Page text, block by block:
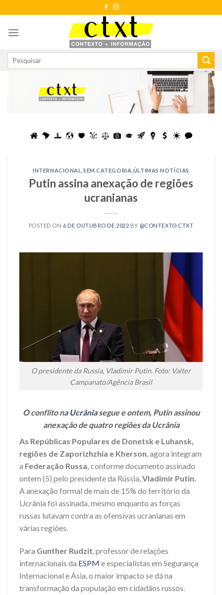
to
content
INTERNACIONAL ,SEM CATEGORIA ÚLTIMAS NOTÍCIAS
Putin assina anexação de regiões
ucranianas
POSTED ON 6 DE OUTUBRO DE 2022 BY @CONTEXTO.CTXT
O presidente da Russia, Vladimir Putin. Foto: Valter
Campanato/Agência Brasil
O conflito na Ucrâniasegue e ontem, Putin assinou
anexação de quatro regiões da Ucrânia
As Repúblicas Populares de Donetsk e Luhansk,
regiões de Zaporizhzhia e Kherson, agora integram
a Federação Russa, conforme documento assinado
ontem (5) pelo presidente da Rússia,Vladimir Putin.
A anexação formal de mais de 15% do território da
Ucrânia foi assinada, mesmo enquanto as forças
russas lutavam contra as ofensivas ucranianas em
várias regiões.
Para Gunther Rudzit, professor de relações
internacionais da ESPM e especialistas em Segurança
Internacional e Ásia, o maior impacto se dá na
transformação da população em cidadãos russos.